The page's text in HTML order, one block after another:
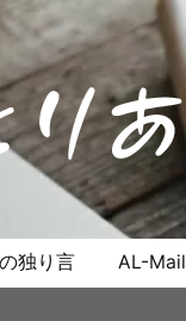
独り言 AL-Mail